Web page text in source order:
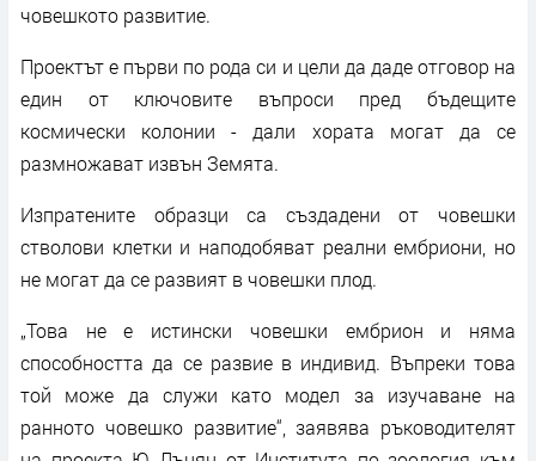
човешкото развитие.
Проектът е първи по рода си и цели да даде отговор на
един от ключовите въпроси пред бъдещите
космически колонии - дали хората могат да се
размножават извън Земята.
Изпратените образци са създадени от човешки
стволови клетки и наподобяват реални ембриони, но
не могат да се развият в човешки плод.
„Това не е истински човешки ембрион и няма
способността да се развие в индивид. Въпреки това
той може да служи като модел за изучаване на
ранното човешко развитие“, заявява ръководителят